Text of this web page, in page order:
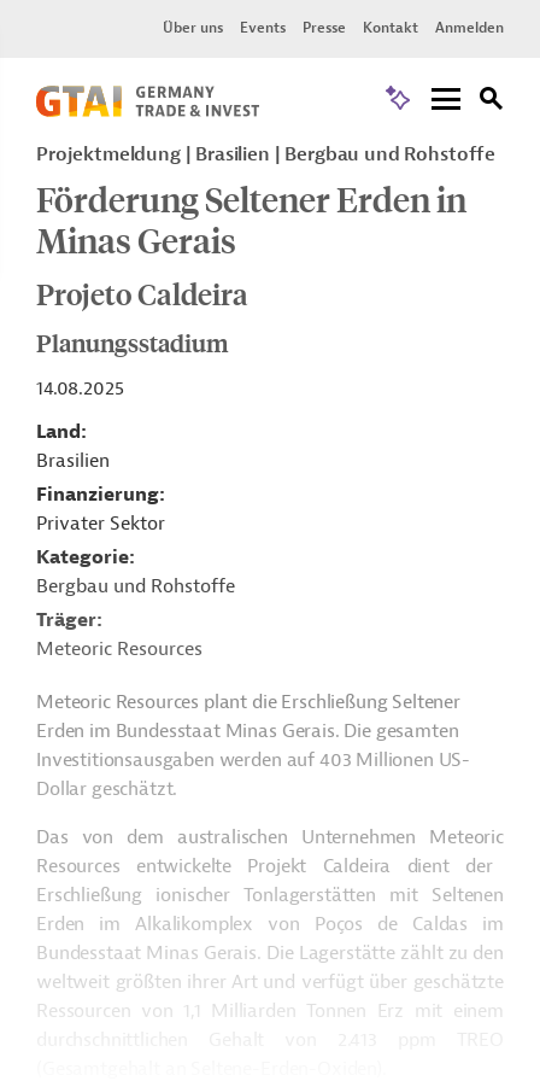
Über uns Events Presse Kontakt Anmelden
Projektmeldung Brasilien Bergbau und Rohstoffe
Förderung Seltener Erden in
Minas Gerais
Projeto Caldeira
Planungsstadium
14.08.2025
Land
Brasilien
Finanzierung
Privater Sektor
Kategorie
Bergbau und Rohstoffe
Träger
Meteoric Resources
MeteoricResources plant die Erschließung Seltener
Erden im Bundesstaat Minas Gerais. Die gesamten
Investitionsausgaben werden auf 403 Millionen US-
Dollar geschätzt.
Das von dem australischen Unternehmen Meteoric
Resources entwickelte Projekt Caldeira dient der
Erschließung ionischer Tonlagerstätten mit Seltenen
Erden im Alkalikomplex von Poços de Caldas im
Bundesstaat Minas Gerais. Die Lagerstätte zählt zu den
weltweit größten ihrer Art und verfügt über geschätzte
Ressourcen von 1,1 Milliarden Tonnen Erz mit einem